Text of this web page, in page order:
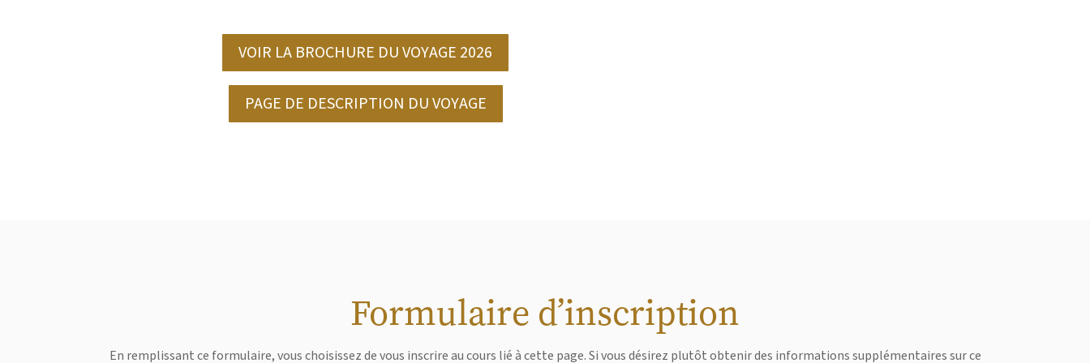
VOIR LA BROCHURE DU VOYAGE 2026
PAGE DE DESCRIPTION DU VOYAGE
Formulaire d’inscription
En remplissant ce formulaire, vous choisissez de vous inscrire au cours lié à cette page. Si vous désirez plutôt obtenir des informations supplémentaires sur ce